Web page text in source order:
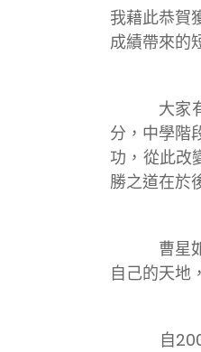
我藉此恭賀
成績帶來的
大家有聽
分，中學階
功，從此改
勝之道在於
曹星如的
自己的天地
自2009年